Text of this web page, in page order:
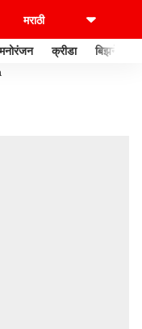
मनोरंजन क्रीडा बिझनेस